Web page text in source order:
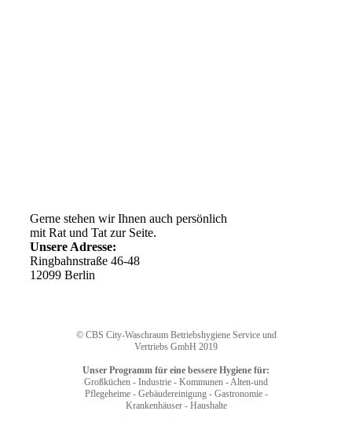
Gerne stehen wir Ihnen auch persönlich
mit Rat und Tat zur Seite.
Unsere Adresse:
Ringbahnstraße 46-48
12099 Berlin
© CBS City-Waschraum Betriebshygiene Service und
Vertriebs GmbH 2019
Unser Programm für eine bessere Hygiene für:
Großküchen - Industrie - Kommunen - Alten-und
Pflegeheime - Gebäudereinigung - Gastronomie -
Krankenhäuser - Haushalte